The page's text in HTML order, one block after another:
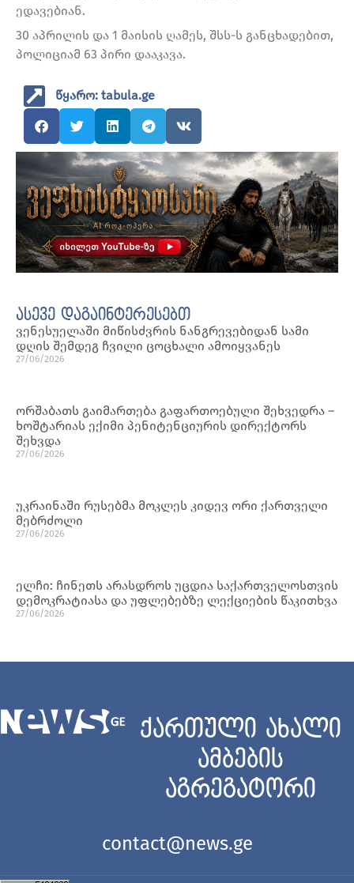
ედავებიან.
30 აპრილის და 1 მაისის ღამეს, შსს-ს განცხადებით,
პოლიციამ 63 პირი დააკავა.
წყარო: tabula.ge
ასევე დაგაინტერესებთ
ვენესუელაში მიწისძვრის ნანგრევებიდან სამი
დღის შემდეგ ჩვილი ცოცხალი ამოიყვანეს
27/06/2026
ორშაბათს გაიმართება გაფართოებული შეხვედრა –
ხოშტარიას ექიმი პენიტენციურის დირექტორს
შეხვდა
27/06/2026
უკრაინაში რუსებმა მოკლეს კიდევ ორი ქართველი
მებრძოლი
27/06/2026
ელჩი: ჩინეთს არასდროს უცდია საქართველოსთვის
დემოკრატიასა და უფლებებზე ლექციების წაკითხვა
27/06/2026
ქართული ახალი
ამბების
აგრეგატორი
contact@news.ge